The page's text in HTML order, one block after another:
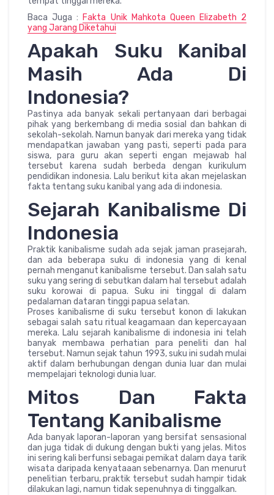
Baca Juga : Fakta Unik Mahkota Queen Elizabeth 2
yang Jarang Diketahui
Apakah Suku Kanibal
Masih Ada Di
Indonesia?
Pastinya ada banyak sekali pertanyaan dari berbagai
pihak yang berkembang di media sosial dan bahkan di
sekolah-sekolah. Namun banyak dari mereka yang tidak
mendapatkan jawaban yang pasti, seperti pada para
siswa, para guru akan seperti engan mejawab hal
tersebut karena sudah berbeda dengan kurikulum
pendidikan indonesia. Lalu berikut kita akan mejelaskan
fakta tentang suku kanibal yang ada di indonesia.
Sejarah Kanibalisme Di
Indonesia
Praktik kanibalisme sudah ada sejak jaman prasejarah,
dan ada beberapa suku di indonesia yang di kenal
pernah menganut kanibalisme tersebut. Dan salah satu
suku yang sering di sebutkan dalam hal tersebut adalah
suku korowai di papua. Suku ini tinggal di dalam
pedalaman dataran tinggi papua selatan.
Proses kanibalisme di suku tersebut konon di lakukan
sebagai salah satu ritual keagamaan dan kepercayaan
mereka. Lalu sejarah kanibalisme di indonesia ini telah
banyak membawa perhatian para peneliti dan hal
tersebut. Namun sejak tahun 1993, suku ini sudah mulai
aktif dalam berhubungan dengan dunia luar dan mulai
mempelajari teknologi dunia luar.
Mitos Dan Fakta
Tentang Kanibalisme
Ada banyak laporan-laporan yang bersifat sensasional
dan juga tidak di dukung dengan bukti yang jelas. Mitos
ini sering kali berfunsi sebagai pemikat dalam daya tarik
wisata daripada kenyataaan sebenarnya. Dan menurut
penelitian terbaru, praktik tersebut sudah hampir tidak
dilakukan lagi, namun tidak sepenuhnya di tinggalkan.